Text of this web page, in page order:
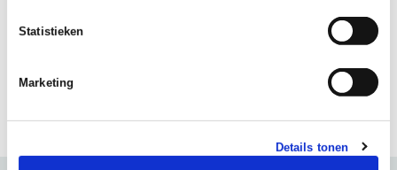
Statistieken
Marketing
Details tonen
pagina(Opent in een